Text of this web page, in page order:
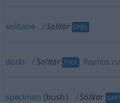
solitaire Solitär SPIEL
dodo Solitär ZOOL Raphus
specimen (bush) Solitär